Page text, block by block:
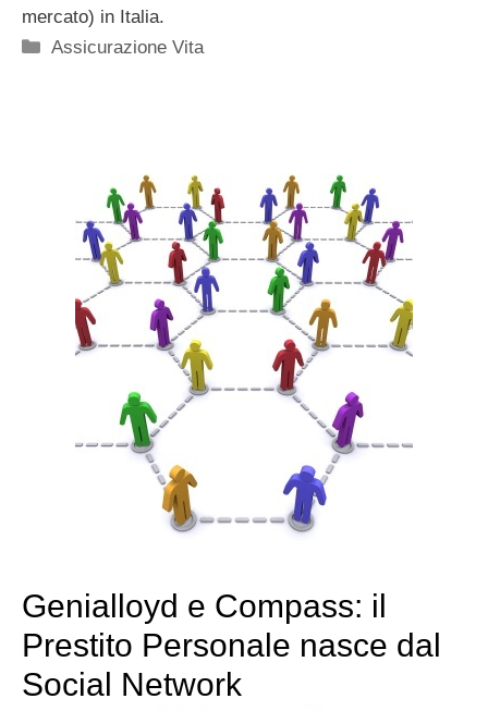
mercato) in Italia.
Categorie
Assicurazione Vita
Genialloyd e Compass: il
Prestito Personale nasce dal
Social Network